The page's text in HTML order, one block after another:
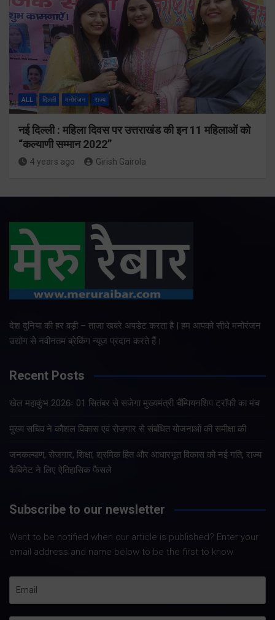
ALL दिल्ली मनोरंजन राज्य
नई दिल्ली : महिला दिवस पर उत्तराखंड की इन 11 महिलाओं को
“कल्याणी सम्मान 2022”
4 years ago Girish Gairola
देश दुनिया की हर बड़ी – ताजा खबरे अपडेट करता है | हम आपको सीधे मनोरंजन
उद्योग से नवीनतम ब्रेकिंग न्यूज प्रदान करते हैं।
Recent Posts
खेल महाकुंभ 2026ः 01 सितंबर से सजेगा मुख्यमंत्री चैंम्पियनशिप ट्रॉफी का मंच
मुख्य सचिव ने कौशल विकास एवं रोजगार से संबंधित योजनाओं की समीक्षा की
जनकल्याण, रोजगार, शिक्षा, श्रमिक हित और आधारभूत विकास को नई गति, राज्य
कैबिनेट ने लिए ऐतिहासिक फैसले
Subscribe to our newsletter
Want to be notified when our article is published? Enter your
email address and name below to be the first to know.